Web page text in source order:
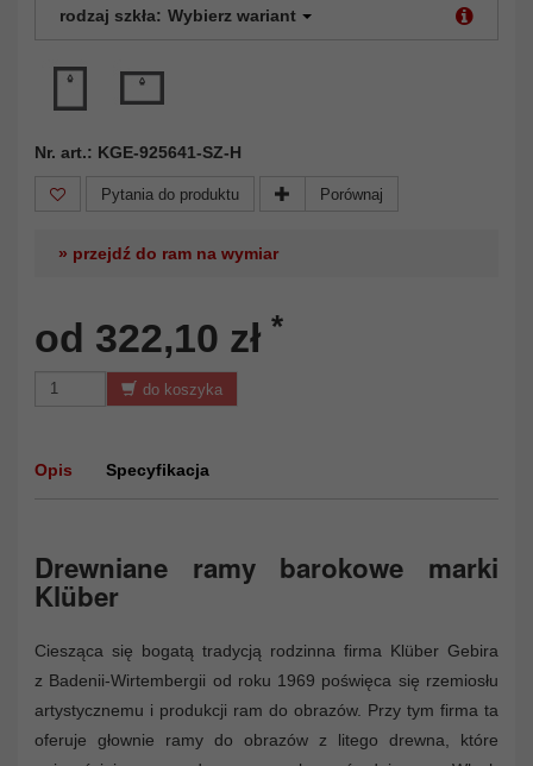
rodzaj szkła: Wybierz wariant
Nr. art.: KGE-925641-SZ-H
Pytania do produktu Porównaj
» przejdź do ram na wymiar
od 322,10 zł *
do koszyka
Opis Specyfikacja
Drewniane ramy barokowe marki
Klüber
Ciesząca się bogatą tradycją rodzinna firma Klüber Gebira
z Badenii-Wirtembergii od roku 1969 poświęca się rzemiosłu
artystycznemu i produkcji ram do obrazów. Przy tym firma ta
oferuje głownie ramy do obrazów z litego drewna, które